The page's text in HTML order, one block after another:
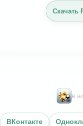
Скачать
в
ВКонтакте